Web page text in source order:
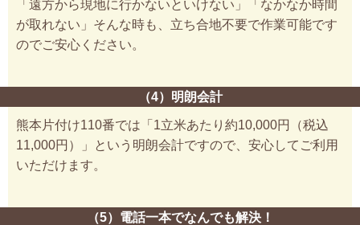
「遠方から現地に行かないといけない」「なかなか時間
が取れない」そんな時も、立ち合地不要で作業可能です
のでご安心ください。
（4）明朗会計
熊本片付け110番では「1立米あたり約10,000円（税込
11,000円）」という明朗会計ですので、安心してご利用
いただけます。
（5）電話一本でなんでも解決！